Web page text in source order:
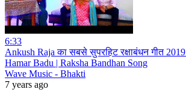
6:33
Ankush Raja का सबसे सुपरहिट रक्षाबंधन गीत
Hamar Badu | Raksha Bandhan Song
Wave Music - Bhakti
7 years ago